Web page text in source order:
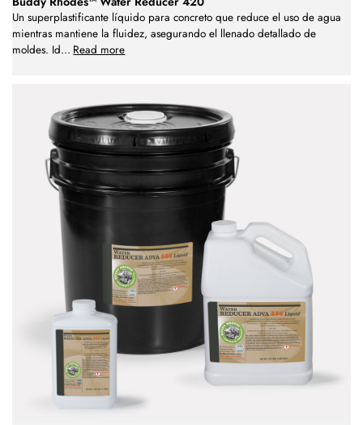
Un superplastificante líquido para concreto que reduce el uso de agua
mientras mantiene la fluidez, asegurando el llenado detallado de
moldes. Id... Read more